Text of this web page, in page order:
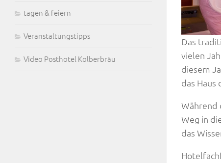
Das
vielen
diesem
das Haus
Während
Weg in
das
tagen & feiern
Veranstaltungstipps
Video Posthotel Kolberbräu